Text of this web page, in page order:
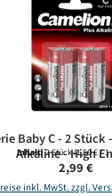
Baby C - 2 Stück
Alkaline - High
Inhalt:2 Stück(1,50 € / 1
Regulärer
2,99 €
inkl. MwSt. zzgl.